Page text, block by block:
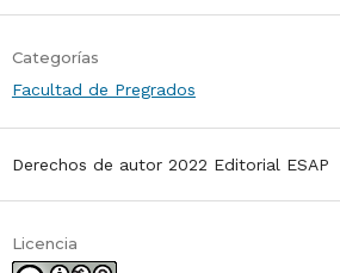
Categorías
Facultad de Pregrados
Derechos de autor 2022 Editorial ESAP
Licencia